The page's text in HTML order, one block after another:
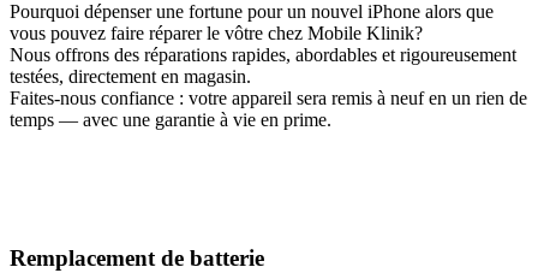
Pourquoi dépenser une fortune pour un nouvel iPhone alors que
vous pouvez faire réparer le vôtre chez Mobile Klinik?
Nous offrons des réparations rapides, abordables et rigoureusement
testées, directement en magasin.
Faites-nous confiance : votre appareil sera remis à neuf en un rien de
temps — avec une garantie à vie en prime.
Remplacement de batterie